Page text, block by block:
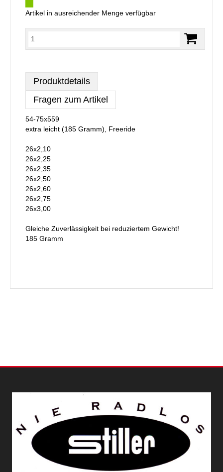
Artikel in ausreichender Menge verfügbar
Produktdetails
Fragen zum Artikel
54-75x559
extra leicht (185 Gramm), Freeride
26x2,10
26x2,25
26x2,35
26x2,50
26x2,60
26x2,75
26x3,00
Gleiche Zuverlässigkeit bei reduziertem Gewicht!
185 Gramm